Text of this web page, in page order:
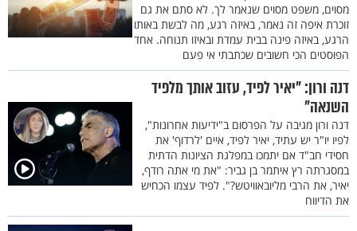
מסוים, משפט מסוים שנאמר לך. לא סתם את גם
זוכרת איפה זה נאמר, באיזה רגע, מה לבשת באותו
הרגע, באיזה פינה בבית עמדת ובאיזו תנוחה. אחד
הפוסטים הכי חשובים שכתבתי אי פעם
דנה ורון: "יאיר לפיד, עזוב אותך מלפיד
השנאה"
דנה ורון מגיבה על הפרסום ב"ידיעות אחרונות",
לפיו יו"ר יש עתיד, יאיר לפיד, איים 'לרדוף' את
חסידי חב"ד אם יתמכו במפלגת הציונות הדתית
במסגרתה רץ איתמר בן גביר: "את מי אתה רודף,
יאיר, את הרבי מליובאוויטש?". לפיד עצמו הכחיש
את הדיווח